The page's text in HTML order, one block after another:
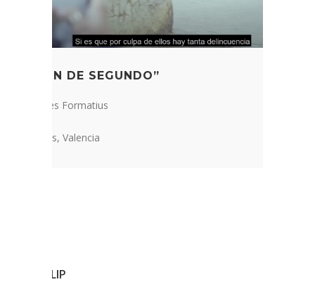
DE SEGUNDO”
i Cicles Formatius
Comenius, Valencia
VIDEOCLIP